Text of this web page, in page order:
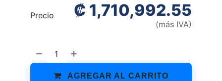
AGREGAR AL CARRITO
Precio ₡ 1,710,992.55
(más IVA)